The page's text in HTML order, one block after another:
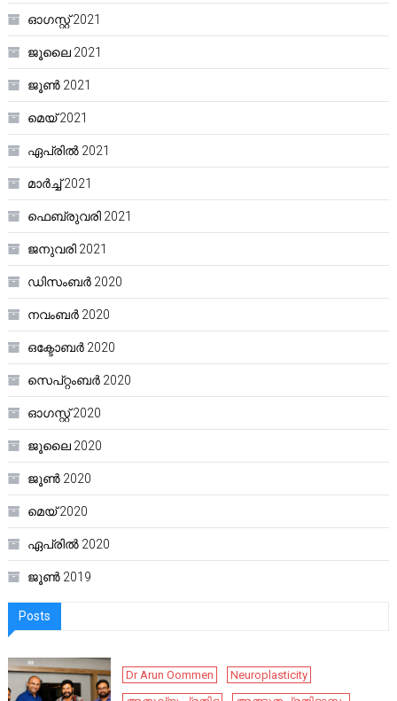
ഓഗസ്റ്റ്‌ 2021
ജൂലൈ 2021
ജൂൺ 2021
മെയ്‌ 2021
ഏപ്രിൽ 2021
മാർച്ച്‌ 2021
ഫെബ്രുവരി 2021
ജനുവരി 2021
ഡിസംബർ 2020
നവംബർ 2020
ഒക്ടോബർ 2020
സെപ്റ്റംബർ 2020
ഓഗസ്റ്റ്‌ 2020
ജൂലൈ 2020
ജൂൺ 2020
മെയ്‌ 2020
ഏപ്രിൽ 2020
ജൂൺ 2019
Posts
Dr Arun Oommen
Neuroplasticity